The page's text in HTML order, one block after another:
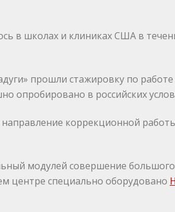
в школах и клиниках США в
прошли стажировку по
опробировано в российских
коррекционной
модулей совершение
центре специально оборудовано